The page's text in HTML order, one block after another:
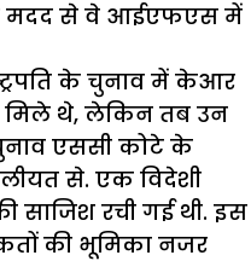
मदद से वे आईएफएस में
के चुनाव में केआर
मिले थे, लेकिन तब उन
एससी कोटे के
से. एक विदेशी
साजिश रची गई थी. इस
की भूमिका नजर